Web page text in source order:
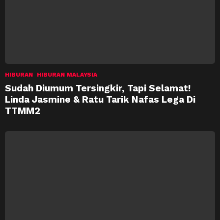
HIBURAN HIBURAN MALAYSIA
Sudah Diumum Tersingkir, Tapi Selamat!
Linda Jasmine & Ratu Tarik Nafas Lega Di
TTMM2